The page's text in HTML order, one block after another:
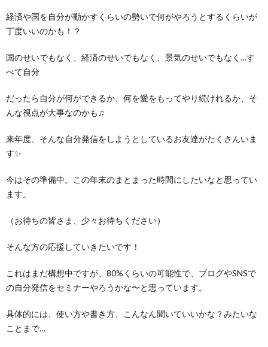
経済や国を自分が動かすくらいの勢いで何がやろうとするくらいが
丁度いいのかも！？
国のせいでもなく、経済のせいでもなく、景気のせいでもなく…す
べて自分
だったら自分が何ができるか、何を愛をもってやり続けれるか、そ
んな視点が大事なのかも♫
来年度、そんな自分発信をしようとしているお友達がたくさんいま
す✨
今はその準備中。この年末のまとまった時間にしたいなと思ってい
ます。
（お待ちの皆さま、少々お待ちください）
そんな方の応援していきたいです！
これはまだ構想中ですが、80%くらいの可能性で、ブログやSNSで
の自分発信をセミナーやろうかな〜と思っています。
具体的には、使い方や書き方、こんなん聞いていいかな？みたいな
ことまで…